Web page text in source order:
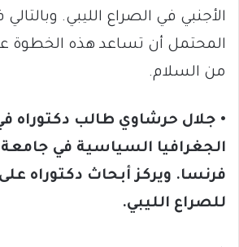
الأجنبي في الصراع الليبي.
المحتمل أن تساعد هذه الخطوة
من السلام.
• جلال حرشاوي طالب دكتوراه
فرنسا. ويركز أبحاث دكتوراه
للصراع الليبي.